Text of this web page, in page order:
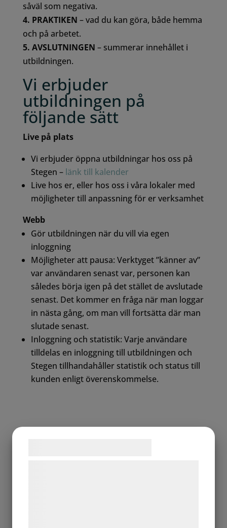
såväl som negativa.
4. PRAKTIKEN – vad du kan göra, både hemma
och på arbetet.
5. AVSLUTNINGEN – summerar innehållet i
utbildningen.
Vi erbjuder
utbildningen på
följande sätt
Live på plats
Vi erbjuder öppna utbildningar hos oss på
Stegen – länk till kalender
Live hos er, eller hos oss i våra lokaler med
möjligheter till anpassning för er verksamhet
Webb
Gör utbildningen när du vill via egen
inloggning
Möjligheter att pausa: Verktyget ”känner av”
var användaren senast var, personen kan
således börja igen på det stället de avslutade
senast. Det kommer en fråga när man loggar
in nästa gång, om man vill fortsätta där man
slutade senast.
Inloggning och statistik: Varje användare
tilldelas en inloggning till utbildningen och
Stegen tillhandahåller statistik och status till
kunden enligt överenskommelse.